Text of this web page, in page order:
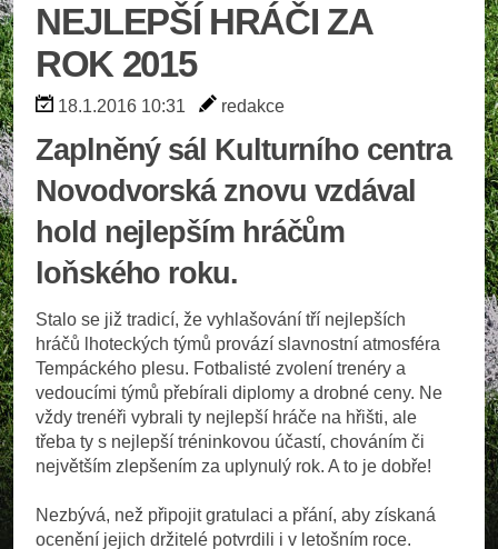
NEJLEPŠÍ HRÁČI ZA
ROK 2015
18.1.2016 10:31 redakce
Zaplněný sál Kulturního centra
Novodvorská znovu vzdával
hold nejlepším hráčům
loňského roku.
Stalo se již tradicí, že vyhlašování tří nejlepších
hráčů lhoteckých týmů provází slavnostní atmosféra
Tempáckého plesu. Fotbalisté zvolení trenéry a
vedoucími týmů přebírali diplomy a drobné ceny. Ne
vždy trenéři vybrali ty nejlepší hráče na hřišti, ale
třeba ty s nejlepší tréninkovou účastí, chováním či
největším zlepšením za uplynulý rok. A to je dobře!
Nezbývá, než připojit gratulaci a přání, aby získaná
ocenění jejich držitelé potvrdili i v letošním roce.